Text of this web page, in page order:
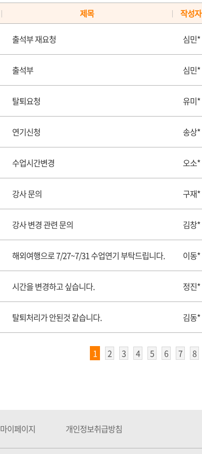
| 제목 | 작성자
출석부 재요청 심민*
출석부 심민*
탈퇴요청 유미*
연기신청 송상*
수업시간변경 오소*
강사 문의 구재*
강사 변경 관련 문의 김창*
해외여행으로 7/27~7/31 수업연기 부탁드립니다. 이동*
시간을 변경하고 싶습니다. 정진*
탈퇴처리가 안된것 같습니다. 김동*
1 2 3 4 5 6 7 8
마이페이지 개인정보취급방침